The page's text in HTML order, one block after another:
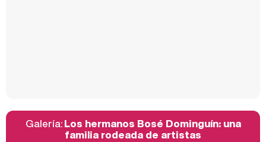
Galería:Los hermanos Bosé Dominguín: una
familia rodeada de artistas